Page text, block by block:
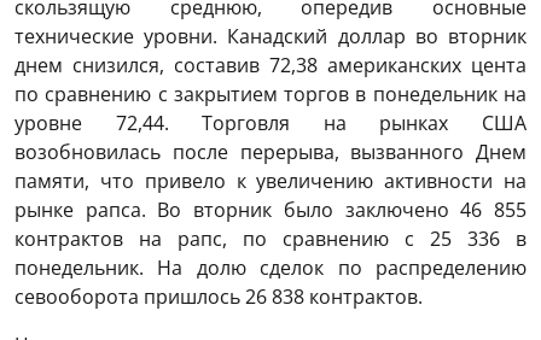
скользящую среднюю, опередив основные
технические уровни. Канадский доллар во вторник
днем ​​снизился, составив 72,38 американских цента
по сравнению с закрытием торгов в понедельник на
уровне 72,44. Торговля на рынках США
возобновилась после перерыва, вызванного Днем
памяти, что привело к увеличению активности на
рынке рапса. Во вторник было заключено 46 855
контрактов на рапс, по сравнению с 25 336 в
понедельник. На долю сделок по распределению
севооборота пришлось 26 838 контрактов.